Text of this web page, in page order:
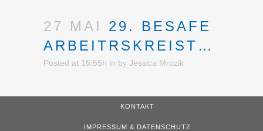
27 MAI
29. BESAFE
ARBEITRSKREISTREFFEN
Posted at 15:55h in by Jessica Mrozik
KONTAKT
IMPRESSUM & DATENSCHUTZ